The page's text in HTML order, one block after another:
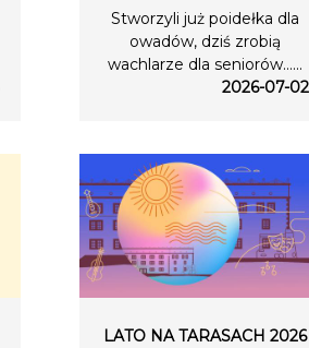
Stworzyli już poidełka dla
owadów, dziś zrobią
wachlarze dla seniorów…...
2026-07-02
LATO NA TARASACH 2026